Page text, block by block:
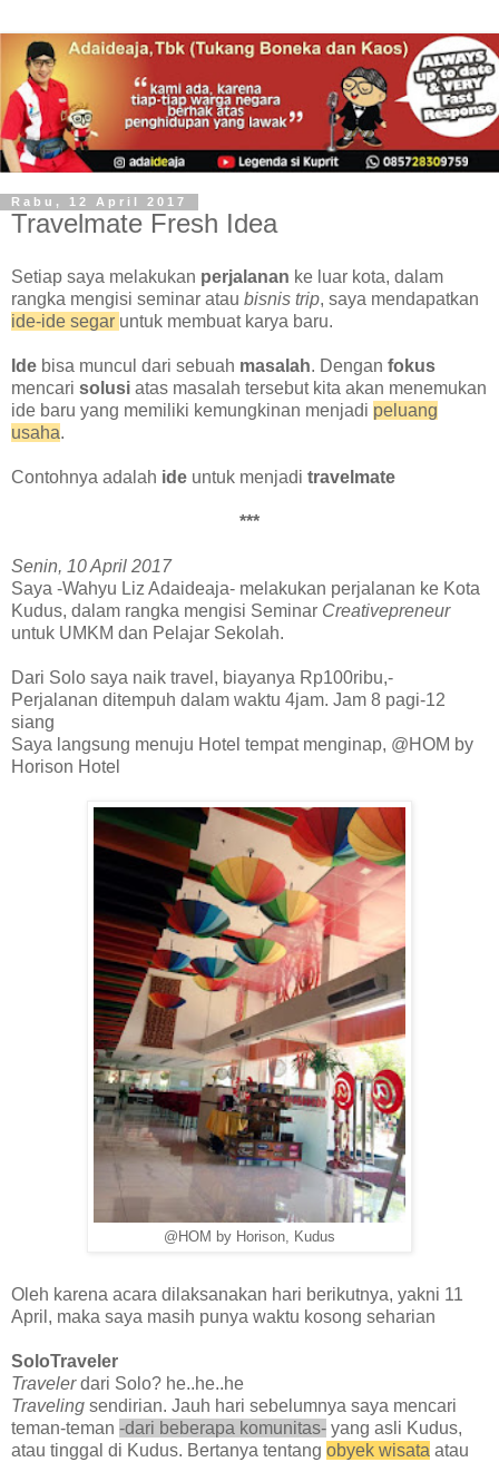
Rabu, 12 April 2017
Travelmate Fresh Idea
Setiap saya melakukan perjalanan ke luar kota, dalam
rangka mengisi seminar atau bisnis trip, saya mendapatkan
ide-ide segar untuk membuat karya baru.
Ide bisa muncul dari sebuah masalah. Dengan fokus
mencari solusi atas masalah tersebut kita akan menemukan
ide baru yang memiliki kemungkinan menjadi peluang
usaha.
Contohnya adalah ide untuk menjadi travelmate
***
Senin, 10 April 2017
Saya -Wahyu Liz Adaideaja- melakukan perjalanan ke Kota
Kudus, dalam rangka mengisi Seminar Creativepreneur
untuk UMKM dan Pelajar Sekolah.
Dari Solo saya naik travel, biayanya Rp100ribu,-
Perjalanan ditempuh dalam waktu 4jam. Jam 8 pagi-12
siang
Saya langsung menuju Hotel tempat menginap, @HOM by
Horison Hotel
@HOM by Horison, Kudus
Oleh karena acara dilaksanakan hari berikutnya, yakni 11
April, maka saya masih punya waktu kosong seharian
SoloTraveler
Travelerdari Solo? he..he..he
Traveling sendirian. Jauh hari sebelumnya saya mencari
teman-teman -dari beberapa komunitas- yang asli Kudus,
atau tinggal di Kudus. Bertanya tentang obyek wisata atau